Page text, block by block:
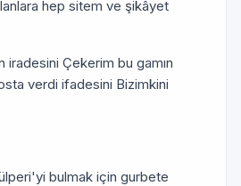
hep sitem ve şikâyet
iradesini Çekerim bu gamın
verdi ifadesini Bizimkini
bulmak için gurbete